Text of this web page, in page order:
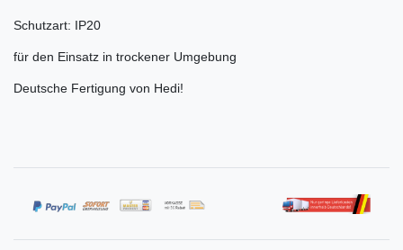
Schutzart: IP20
für den Einsatz in trockener Umgebung
Deutsche Fertigung von Hedi!